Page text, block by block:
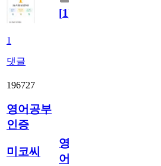
1
댓글
[1]
196727
영어공부
인증
미코씨
영
어